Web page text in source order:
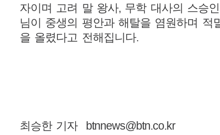
자이며 고려 말 왕사, 무학 대사의 스승
님이 중생의 평안과 해탈을 염원하며 적
을 올렸다고 전해집니다.
최승한 기자 btnnews@btn.co.kr